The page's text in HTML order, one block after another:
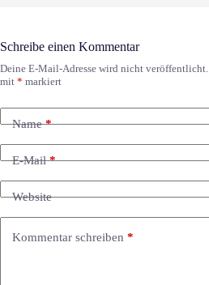
Schreibe einen Kommentar
Deine E-Mail-Adresse wird nicht veröffentlicht.
mit * markiert
Name*
E-Mail*
Website
Kommentar schreiben *